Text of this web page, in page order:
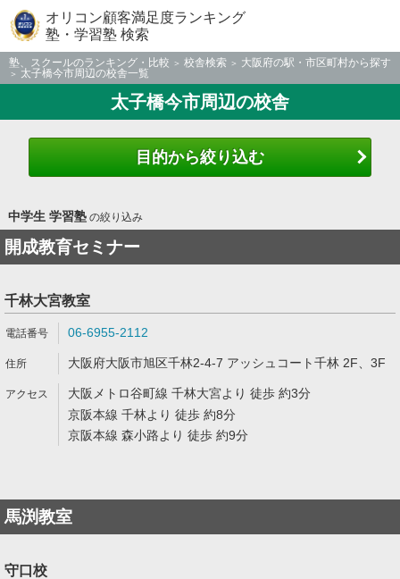
オリコン顧客満足度ランキング
塾・学習塾 検索
塾、スクールのランキング・比較 校舎検索
大阪府の駅・市区町村から探す
太子橋今市周辺の校舎一覧
太子橋今市周辺の校舎
目的から絞り込む
中学生 学習塾の絞り込み
開成教育セミナー
千林大宮教室
06-6955-2112
大阪府大阪市旭区千林2-4-7 アッシュコート千林 2F、3F
大阪メトロ谷町線 千林大宮より 徒歩 約3分
京阪本線 千林より 徒歩 約8分
京阪本線 森小路より 徒歩 約9分
馬渕教室
守口校